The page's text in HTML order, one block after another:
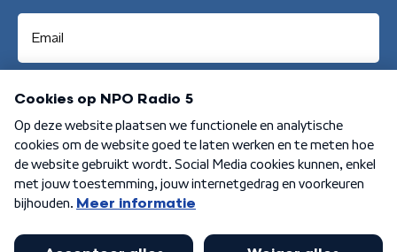
Aanmelden
Algemene voorwaarden